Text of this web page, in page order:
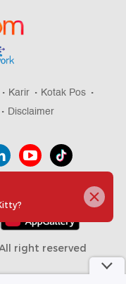
Karir
Kotak Pos
Disclaimer
right reserved